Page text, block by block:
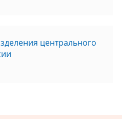
центрального